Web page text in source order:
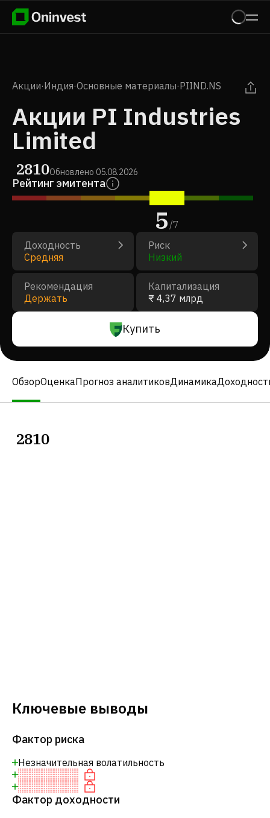
Акции·Индия·Основные материалы·PIIND.NS
Акции PI Industries
Limited
2810Обновлено 05.08.2026
Рейтинг эмитента
5/7
Доходность
Средняя
Риск
Низкий
Рекомендация
Держать
Капитализация
₹ 4,37 млрд
Купить
ОбзорОценкаПрогноз аналитиковДинамика
2810
Ключевые выводы
Фактор риска
Незначительная волатильность
Фактор доходности